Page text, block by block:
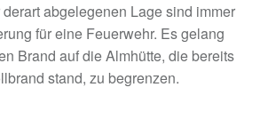
abgelegenen Lage sind immer
für eine Feuerwehr. Es gelang
Brand auf die Almhütte, die bereits
stand, zu begrenzen.